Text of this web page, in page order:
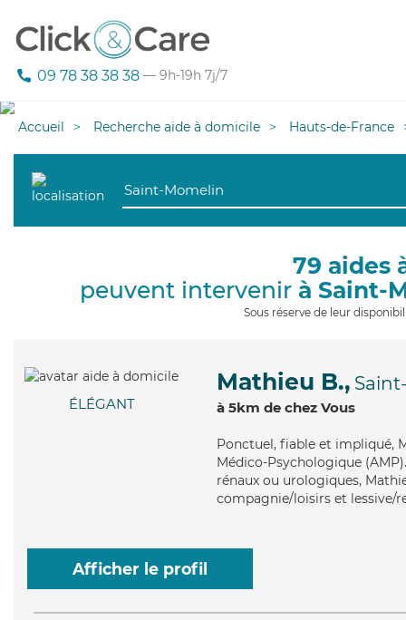
09 78 38 38 38 — 9h-19h 7j/7
Accueil Recherche aide à domicile Hauts-de-France
79 aides
peuvent intervenir à Saint-
Sous réserve de leur
ÉLÉGANT
Mathieu B.,
à 5km de chez Vous
Ponctuel, fiable et impliqué,
Médico-Psychologique
rénaux ou urologiques,
compagnie/loisirs et lessive/
Afficher le profil